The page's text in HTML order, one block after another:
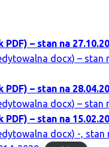
– stan na
docx) – stan
– stan na
docx) – stan
– stan na
docx) -, stan